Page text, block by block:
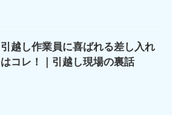
引越し作業員に喜ばれる差し入れ
はコレ！｜引越し現場の裏話